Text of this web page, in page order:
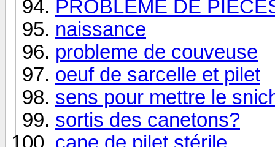
PROBLEME DE
naissance
probleme de couveuse
oeuf de sarcelle et pilet
sens pour mettre le
sortis des canetons?
cane de pilet stérile